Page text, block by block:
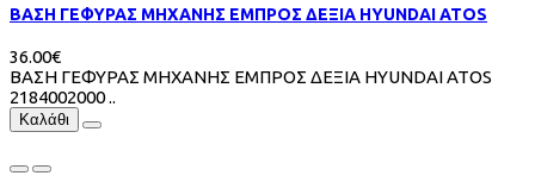
ΒΑΣΗ ΓΕΦΥΡΑΣ ΜΗΧΑΝΗΣ ΕΜΠΡΟΣ ΔΕΞΙΑ HYUNDAI ATOS
36.00€
ΒΑΣΗ ΓΕΦΥΡΑΣ ΜΗΧΑΝΗΣ ΕΜΠΡΟΣ ΔΕΞΙΑ HYUNDAI ATOS
2184002000 ..
Καλάθι